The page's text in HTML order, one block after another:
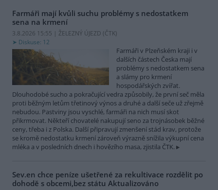
Farmáři mají kvůli suchu problémy s nedostatkem
sena na krmení
3.8.2026 15:55 | ŽELEZNÝ ÚJEZD (ČTK)
Diskuse: 12
Farmáři v Plzeňském kraji i v
dalších částech Česka mají
problémy s nedostatkem sena
a slámy pro krmení
hospodářských zvířat.
Dlouhodobé sucho a pokračující vedra způsobily, že první seč měla
proti běžným letům třetinový výnos a druhé a další seče už zřejmě
nebudou. Pastviny jsou vyschlé, farmáři na nich musí skot
přikrmovat. Někteří chovatelé nakupují seno za trojnásobek běžné
ceny, třeba i z Polska. Další připravují zmenšení stád krav, protože
se kromě nedostatku krmení zároveň výrazně snížila výkupní cena
mléka a v posledních dnech i hovězího masa, zjistila ČTK.
Sev.en chce peníze ušetřené za rekultivace rozdělit po
dohodě s obcemi,bez státu Aktualizováno